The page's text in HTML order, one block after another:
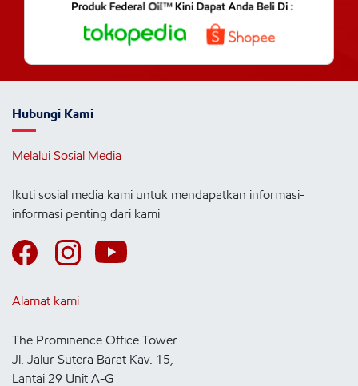
Hubungi Kami
Melalui Sosial Media
Ikuti sosial media kami untuk mendapatkan informasi-
informasi penting dari kami
Alamat kami
The Prominence Office Tower
Jl. Jalur Sutera Barat Kav. 15,
Lantai 29 Unit A-G